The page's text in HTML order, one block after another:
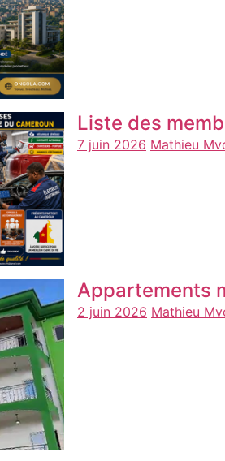
Liste des
7 juin 2026 Mathieu
Appartements
2 juin 2026 Mathieu